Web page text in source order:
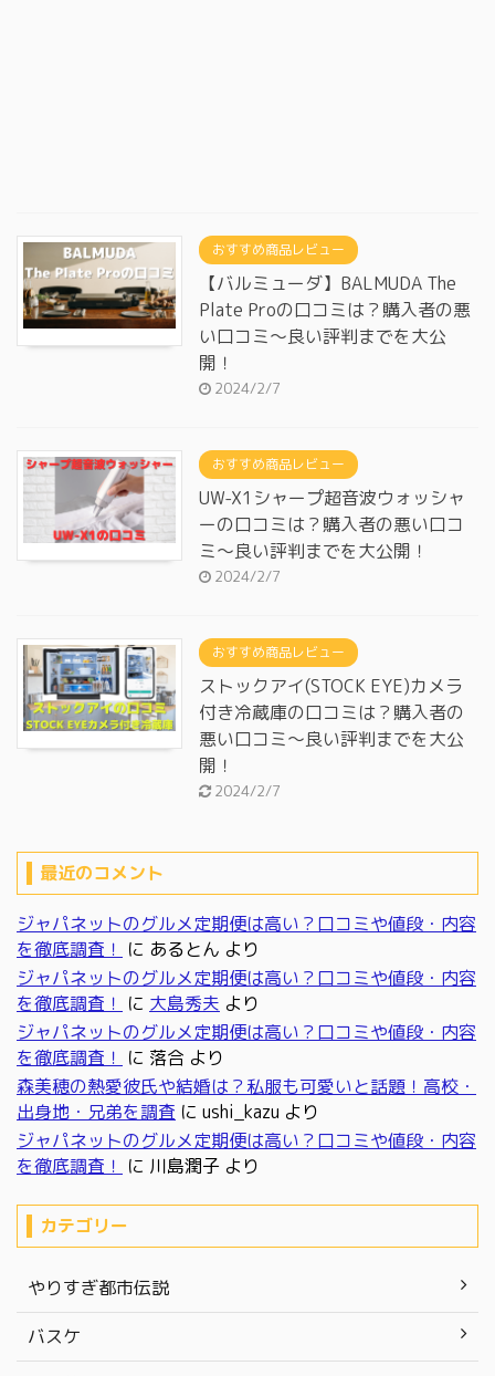
おすすめ商品レビュー
【バルミューダ】BALMUDA The
Plate Proの口コミは？購入者の悪
い口コミ～良い評判までを大公
開！
2024/2/7
おすすめ商品レビュー
UW-X1シャープ超音波ウォッシャ
ーの口コミは？購入者の悪い口コ
ミ～良い評判までを大公開！
2024/2/7
おすすめ商品レビュー
ストックアイ(STOCK EYE)カメラ
付き冷蔵庫の口コミは？購入者の
悪い口コミ～良い評判までを大公
開！
2024/2/7
最近のコメント
ジャパネットのグルメ定期便は高い？口コミや値段・内容
を徹底調査！ に あるとん より
ジャパネットのグルメ定期便は高い？口コミや値段・内容
を徹底調査！ に 大島秀夫 より
ジャパネットのグルメ定期便は高い？口コミや値段・内容
を徹底調査！ に 落合 より
森美穂の熱愛彼氏や結婚は？私服も可愛いと話題！高校・
出身地・兄弟を調査 に ushi_kazu より
ジャパネットのグルメ定期便は高い？口コミや値段・内容
を徹底調査！ に 川島潤子 より
カテゴリー
やりすぎ都市伝説
バスケ